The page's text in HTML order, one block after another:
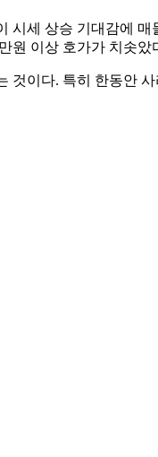
시세 상승 기대감에 매
원 이상 호가가 치솟았
것이다. 특히 한동안 사